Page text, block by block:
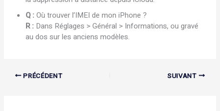
Q : Où trouver l’IMEI de mon iPhone ?
R : Dans Réglages > Général > Informations, ou gravé
au dos sur les anciens modèles.
PRÉCÉDENT SUIVANT